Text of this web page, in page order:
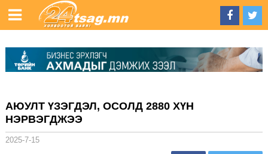
АЮУЛТ ҮЗЭГДЭЛ, ОСОЛД 2880 ХҮН
НЭРВЭГДЖЭЭ
2025-7-15